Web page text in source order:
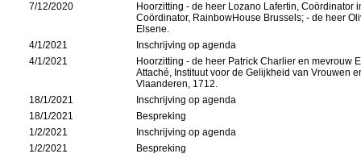
7/12/2020
Hoorzitting - de heer Lozano Lafertin,
Coördinator, RainbowHouse Brussels; - de heer
Elsene.
4/1/2021
Inschrijving op agenda
4/1/2021
Hoorzitting - de heer Patrick Charlier en mevrouw
Attaché, Instituut voor de Gelijkheid van Vrouwen
Vlaanderen, 1712.
18/1/2021
Inschrijving op agenda
18/1/2021
Bespreking
1/2/2021
Inschrijving op agenda
1/2/2021
Bespreking